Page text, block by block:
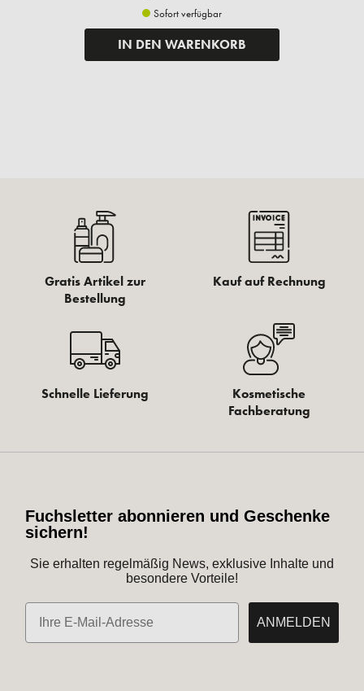
Sofort verfügbar
IN DEN WARENKORB
Gratis Artikel zur
Bestellung
Kauf auf Rechnung
Schnelle Lieferung
Kosmetische
Fachberatung
Fuchsletter abonnieren und Geschenke
sichern!
Sie erhalten regelmäßig News, exklusive Inhalte und
besondere Vorteile!
E-Mail
ANMELDEN